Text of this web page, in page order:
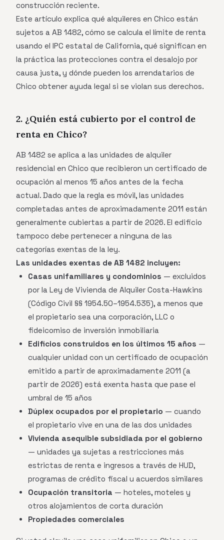
construcción reciente.
Este artículo explica qué alquileres en Chico están
sujetos a AB 1482, cómo se calcula el límite de renta
usando el IPC estatal de California, qué significan en
la práctica las protecciones contra el desalojo por
causa justa, y dónde pueden los arrendatarios de
Chico obtener ayuda legal si se violan sus derechos.
2. ¿Quién está cubierto por el control de
renta en Chico?
AB 1482 se aplica a las unidades de alquiler
residencial en Chico que recibieron un certificado de
ocupación al menos 15 años antes de la fecha
actual. Dado que la regla es móvil, las unidades
completadas antes de aproximadamente 2011 están
generalmente cubiertas a partir de 2026. El edificio
tampoco debe pertenecer a ninguna de las
categorías exentas de la ley.
Las unidades exentas de AB 1482 incluyen:
Casas unifamiliares y condominios — excluidos
por la Ley de Vivienda de Alquiler Costa-Hawkins
(Código Civil §§ 1954.50–1954.535), a menos que
el propietario sea una corporación, LLC o
fideicomiso de inversión inmobiliaria
Edificios construidos en los últimos 15 años —
cualquier unidad con un certificado de ocupación
emitido a partir de aproximadamente 2011 (a
partir de 2026) está exenta hasta que pase el
umbral de 15 años
Dúplex ocupados por el propietario — cuando
el propietario vive en una de las dos unidades
Vivienda asequible subsidiada por el gobierno
— unidades ya sujetas a restricciones más
estrictas de renta e ingresos a través de HUD,
programas de crédito fiscal u acuerdos similares
Ocupación transitoria — hoteles, moteles y
otros alojamientos de corta duración
Propiedades comerciales